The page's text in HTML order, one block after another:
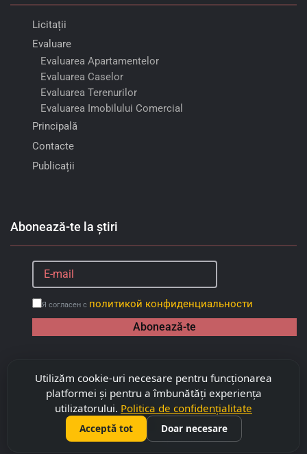
Utilizăm cookie-uri necesare pentru funcționarea
platformei și pentru a îmbunătăți experiența
utilizatorului. Politica de confidențialitate
Acceptă tot Doar necesare
Licitații
Evaluare
Evaluarea Apartamentelor
Evaluarea Caselor
Evaluarea Terenurilor
Evaluarea Imobilului Comercial
Principală
Contacte
Publicații
Abonează-te la știri
Я согласен с политикой конфиденциальности
Abonează-te
Copyright "Capitalimobil" SRL